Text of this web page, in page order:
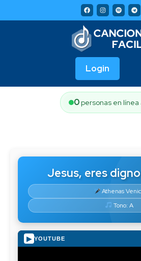
Login
0 personas en línea
Jesus, eres
Athenas
Tono: A
▶ YOUTUBE